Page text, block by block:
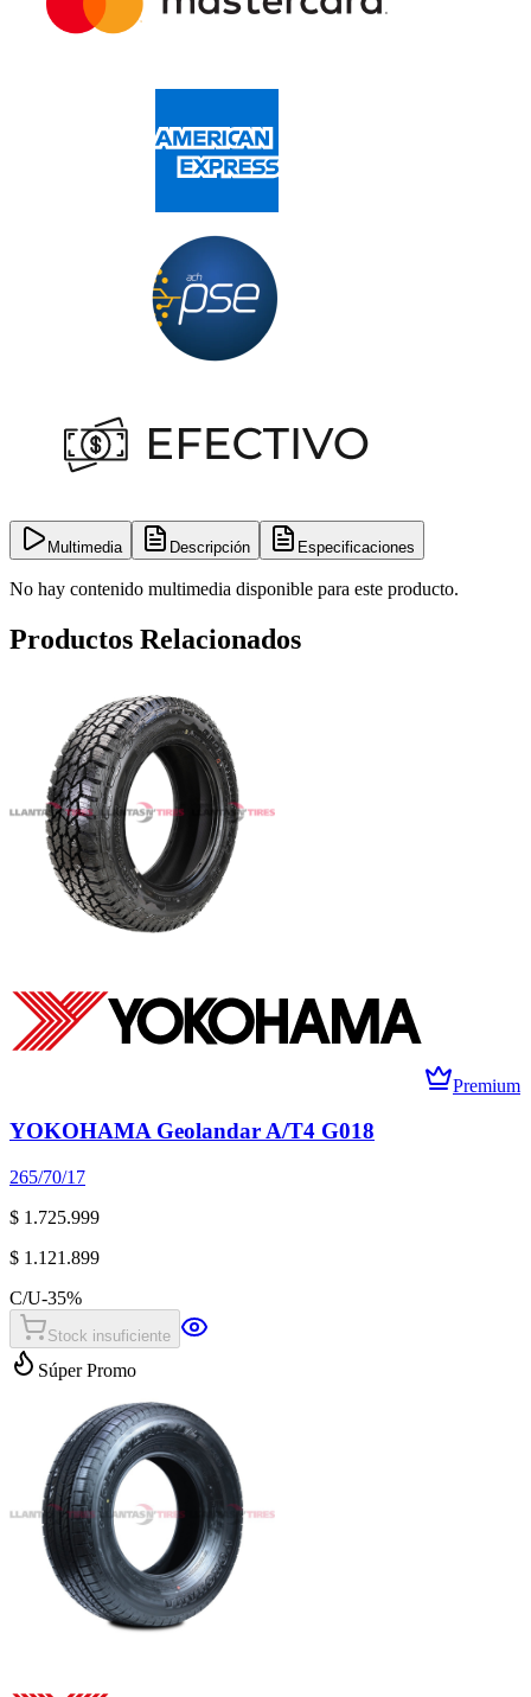
Multimedia Descripción Especificaciones
No hay contenido multimedia disponible para este producto.
Productos Relacionados
Premium
YOKOHAMA Geolandar A/T4 G018
265/70/17
$ 1.725.999
$ 1.121.899
C/U-35%
Stock insuficiente
Súper Promo